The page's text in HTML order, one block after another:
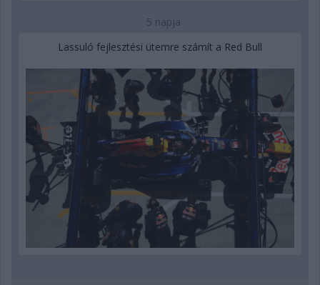
5 napja
Lassuló fejlesztési ütemre számít a Red Bull